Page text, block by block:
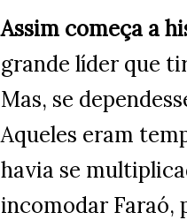
Assim começa a
grande líder que
Mas, se
Aqueles eram
havia se
incomodar Faraó,